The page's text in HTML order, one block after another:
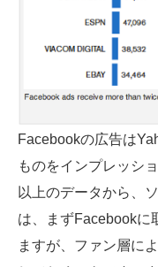
Facebookの広告は
ものをインプレッシ
以上のデータから、
は、まずFacebookに
ますが、ファン層に